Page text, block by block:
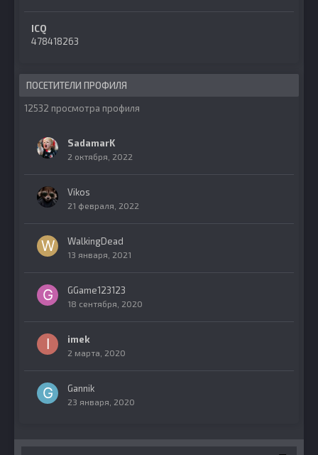
ICQ
478418263
ПОСЕТИТЕЛИ ПРОФИЛЯ
12532 просмотра профиля
SadamarK
2 октября, 2022
Vikos
21 февраля, 2022
WalkingDead
13 января, 2021
GGame123123
18 сентября, 2020
imek
2 марта, 2020
Gannik
23 января, 2020